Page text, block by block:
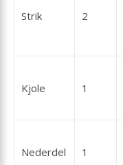
Strik 2
Kjole 1
Nederdel 1